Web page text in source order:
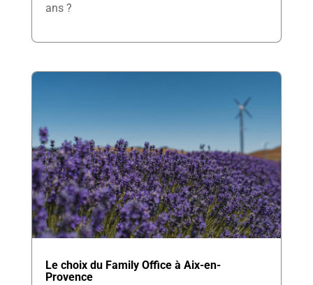
ans ?
Le choix du Family Office à Aix-en-
Provence